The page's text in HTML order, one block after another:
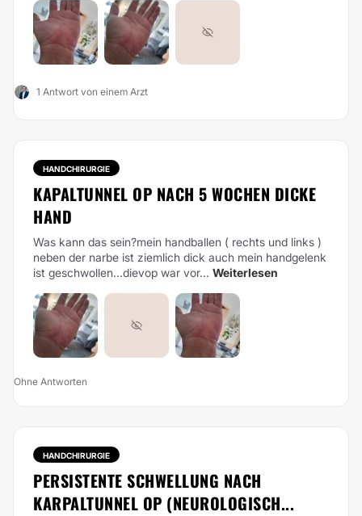
1 Antwort von einem Arzt
HANDCHIRURGIE
KAPALTUNNEL OP NACH 5 WOCHEN DICKE
HAND
Was kann das sein?mein handballen ( rechts und links )
neben der narbe ist ziemlich dick auch mein handgelenk
ist geschwollen...dievop war vor... Weiterlesen
Ohne Antworten
HANDCHIRURGIE
PERSISTENTE SCHWELLUNG NACH
KARPALTUNNEL OP (NEUROLOGISCH...